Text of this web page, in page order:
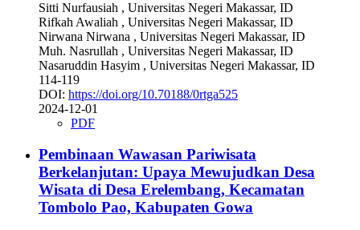
Sitti Nurfausiah , Universitas Negeri Makassar, ID
Rifkah Awaliah , Universitas Negeri Makassar, ID
Nirwana Nirwana , Universitas Negeri Makassar, ID
Muh. Nasrullah , Universitas Negeri Makassar, ID
Nasaruddin Hasyim , Universitas Negeri Makassar, ID
114-119
DOI: https://doi.org/10.70188/0rtga525
2024-12-01
PDF
Pembinaan Wawasan Pariwisata
Berkelanjutan: Upaya Mewujudkan Desa
Wisata di Desa Erelembang, Kecamatan
Tombolo Pao, Kabupaten Gowa